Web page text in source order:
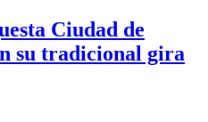
Ciudad de
su tradicional gira